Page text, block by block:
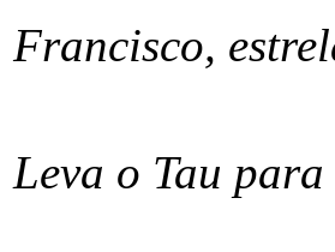
Francisco,
Leva o Tau